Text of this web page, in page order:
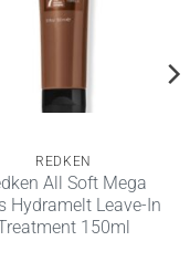
REDKEN
All Soft Mega
Hydramelt Leave-In
150ml